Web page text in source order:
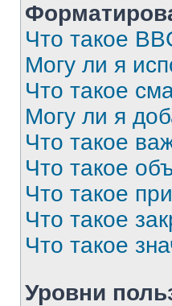
Что такое
Могу ли я
Что такое
Могу ли я
Что такое
Что такое
Что такое
Что такое
Что такое
Уровни